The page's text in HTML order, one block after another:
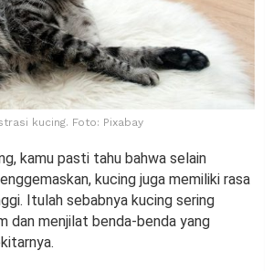
kucing. Foto: Pixabay
kamu pasti tahu bahwa selain
kucing juga memiliki rasa
Itulah sebabnya kucing sering
dan menjilat benda-benda yang